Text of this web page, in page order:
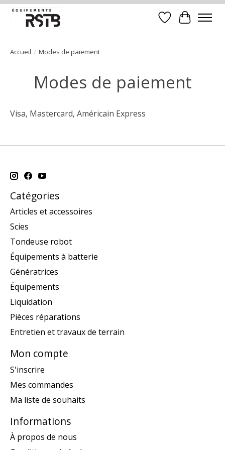
Liste dePanier
Accueil / Modes de paiement
Modes de paiement
Visa, Mastercard, Américain Express
Catégories
Articles et accessoires
Scies
Tondeuse robot
Équipements à batterie
Génératrices
Équipements
Liquidation
Pièces réparations
Entretien et travaux de terrain
Mon compte
S'inscrire
Mes commandes
Ma liste de souhaits
Informations
À propos de nous